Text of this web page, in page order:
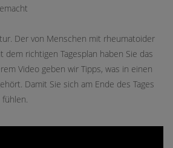
Der von Menschen mit rheumatoider
richtigen Tagesplan haben Sie das
Video geben wir Tipps, was in einen
Damit Sie sich am Ende des Tages